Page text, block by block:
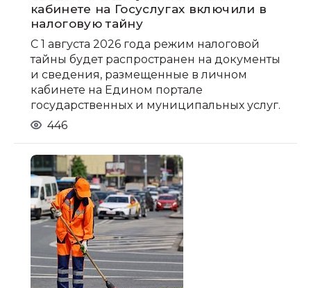
кабинете на Госуслугах включили в
налоговую тайну
С 1 августа 2026 года режим налоговой
тайны будет распространен на документы
и сведения, размещенные в личном
кабинете на Едином портале
государственных и муниципальных услуг.
446